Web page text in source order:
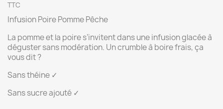
TTC
Infusion Poire Pomme Pêche
La pomme et la poire s’invitent dans une infusion glacée à
déguster sans modération. Un crumble à boire frais, ça
vous dit ?
Sans théine ✓
Sans sucre ajouté ✓